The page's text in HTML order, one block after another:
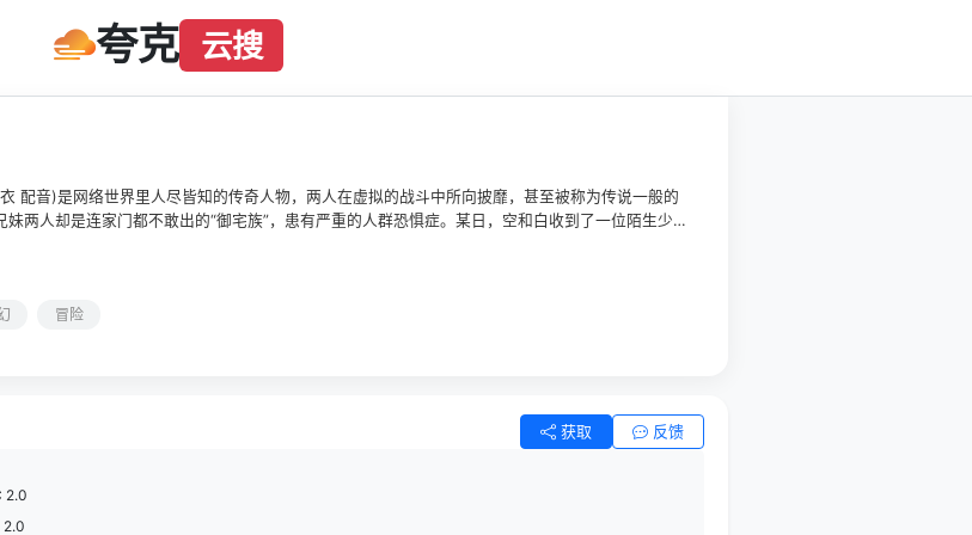
夸克 云搜
配音)是网络世界里人尽皆知的传奇人物，两人在虚拟的战斗中所向披靡，甚至被称为传说一般的
两人却是连家门都不敢出的“御宅族”，患有严重的人群恐惧症。某日，空和白收到了一位陌生少年
止的游戏，一切利益和权利，皆由游戏的结果决定。弱势的人类种在游戏中节节败退最终蜗居在最
冒险
获取 反馈
2.0
2.0